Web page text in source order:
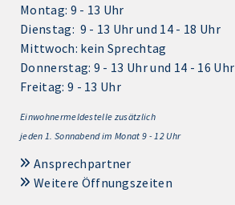
Montag: 9 - 13 Uhr
Dienstag: 9 - 13 Uhr und 14 - 18 Uhr
Mittwoch: kein Sprechtag
Donnerstag: 9 - 13 Uhr und 14 - 16 Uhr
Freitag: 9 - 13 Uhr
Einwohnermeldestelle zusätzlich
jeden 1. Sonnabend im Monat 9 - 12 Uhr
Ansprechpartner
Weitere Öffnungszeiten